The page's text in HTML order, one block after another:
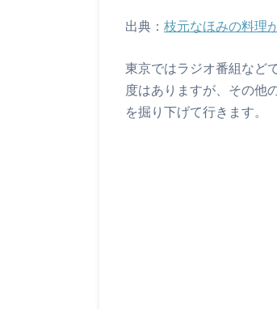
出典： 枝元なほみの料理
東京ではラジオ番組など
度はありますが、その他
を掘り下げて行きます。